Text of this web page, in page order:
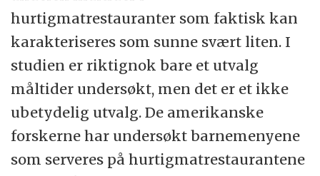
hurtigmatrestauranter som faktisk kan
karakteriseres som sunne svært liten. I
studien er riktignok bare et utvalg
måltider undersøkt, men det er et ikke
ubetydelig utvalg. De amerikanske
forskerne har undersøkt barnemenyene
som serveres på hurtigmatrestaurantene